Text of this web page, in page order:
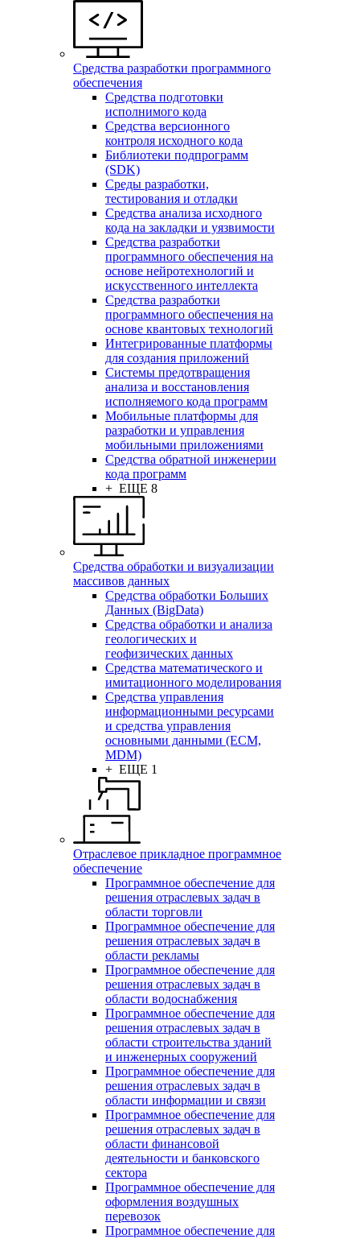
Средства разработки программного
обеспечения
Средства подготовки
исполнимого кода
Средства версионного
контроля исходного кода
Библиотеки подпрограмм
(SDK)
Среды разработки,
тестирования и отладки
Средства анализа исходного
кода на закладки и уязвимости
Средства разработки
программного обеспечения на
основе нейротехнологий и
искусственного интеллекта
Средства разработки
программного обеспечения на
основе квантовых технологий
Интегрированные платформы
для создания приложений
Системы предотвращения
анализа и восстановления
исполняемого кода программ
Мобильные платформы для
разработки и управления
мобильными приложениями
Средства обратной инженерии
кода программ
+ ЕЩЕ 8
Средства обработки и визуализации
массивов данных
Средства обработки Больших
Данных (BigData)
Средства обработки и анализа
геологических и
геофизических данных
Средства математического и
имитационного моделирования
Средства управления
информационными ресурсами
и средства управления
основными данными (ECM,
MDM)
+ ЕЩЕ 1
Отраслевое прикладное программное
обеспечение
Программное обеспечение для
решения отраслевых задач в
области торговли
Программное обеспечение для
решения отраслевых задач в
области рекламы
Программное обеспечение для
решения отраслевых задач в
области водоснабжения
Программное обеспечение для
решения отраслевых задач в
области строительства зданий
и инженерных сооружений
Программное обеспечение для
решения отраслевых задач в
области информации и связи
Программное обеспечение для
решения отраслевых задач в
области финансовой
деятельности и банковского
сектора
Программное обеспечение для
оформления воздушных
перевозок
Программное обеспечение для